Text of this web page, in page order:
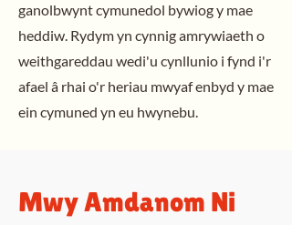
ganolbwynt cymunedol bywiog y mae
heddiw. Rydym yn cynnig amrywiaeth o
weithgareddau wedi'u cynllunio i fynd i'r
afael â rhai o'r heriau mwyaf enbyd y mae
ein cymuned yn eu hwynebu.
Mwy Amdanom Ni